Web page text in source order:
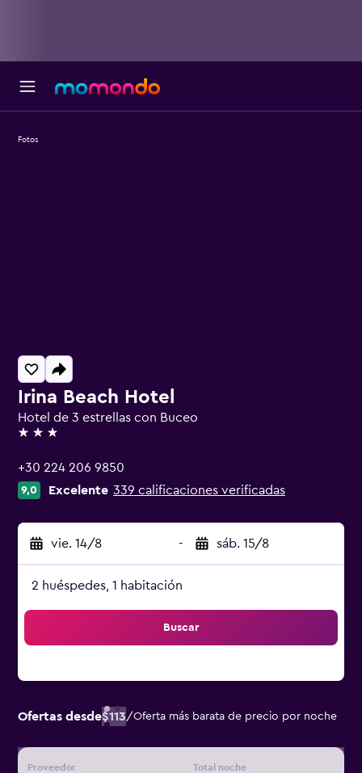
Irina Beach Hotel
Hotel de 3 estrellas con Buceo
3 estrellas
+30 224 206 9850
9,0 Excelente 339 calificaciones verificadas
vie. 14/8 - sáb. 15/8
2 huéspedes, 1 habitación
Buscar
Ofertas desde$113/Oferta más barata de precio por noche
Proveedor Total noche
Fotos